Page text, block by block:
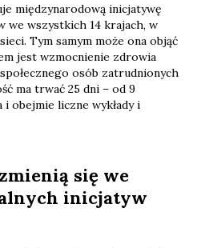
międzynarodową inicjatywę
we wszystkich 14 krajach, w
Tym samym może ona objąć
jest wzmocnienie zdrowia
osób zatrudnionych
ma trwać 25 dni – od 9
obejmie liczne wykłady i
się we
inicjatyw